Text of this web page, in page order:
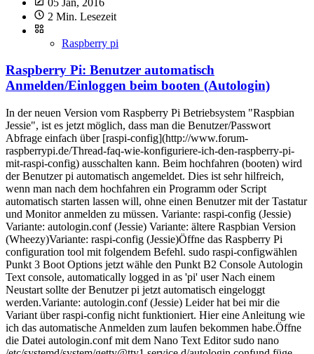
2 Min. Lesezeit
Raspberry pi
Raspberry Pi: Benutzer automatisch
Anmelden/Einloggen beim booten (Autologin)
In der neuen Version vom Raspberry Pi Betriebsystem "Raspbian
Jessie", ist es jetzt möglich, dass man die Benutzer/Passwort
Abfrage einfach über [raspi-config](http://www.forum-
raspberrypi.de/Thread-faq-wie-konfiguriere-ich-den-raspberry-pi-
mit-raspi-config) ausschalten kann. Beim hochfahren (booten) wird
der Benutzer pi automatisch angemeldet. Dies ist sehr hilfreich,
wenn man nach dem hochfahren ein Programm oder Script
automatisch starten lassen will, ohne einen Benutzer mit der Tastatur
und Monitor anmelden zu müssen. Variante: raspi-config (Jessie)
Variante: autologin.conf (Jessie) Variante: ältere Raspbian Version
(Wheezy)Variante: raspi-config (Jessie)Öffne das Raspberry Pi
configuration tool mit folgendem Befehl. sudo raspi-configwählen
Punkt 3 Boot Options jetzt wähle den Punkt B2 Console Autologin
Text console, automatically logged in as 'pi' user Nach einem
Neustart sollte der Benutzer pi jetzt automatisch eingeloggt
werden.Variante: autologin.conf (Jessie) Leider hat bei mir die
Variant über raspi-config nicht funktioniert. Hier eine Anleitung wie
ich das automatische Anmelden zum laufen bekommen habe.Öffne
die Datei autologin.conf mit dem Nano Text Editor sudo nano